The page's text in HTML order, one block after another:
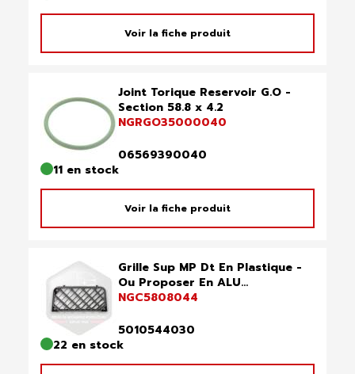
Voir la fiche produit
Joint Torique Reservoir G.O -
Section 58.8 x 4.2
NGRGO35000040
06569390040
11 en stock
Voir la fiche produit
Grille Sup MP Dt En Plastique -
Ou Proposer En ALU...
NGC5808044
5010544030
22 en stock